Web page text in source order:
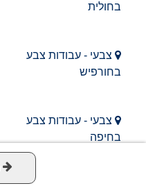
בחולית
צבעי - עבודות צבע
בחורפיש
צבעי - עבודות צבע
בחיפה
צבעי - עבודות צבע